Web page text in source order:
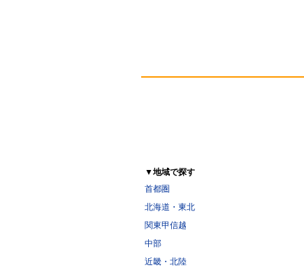
▼地域で探す
首都圏
北海道・東北
関東甲信越
中部
近畿・北陸